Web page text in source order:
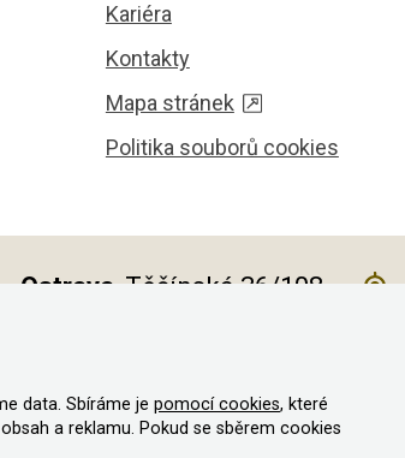
Kariéra
Kontakty
Mapa stránek
Politika souborů cookies
Ostrava, Těšínská 36/108
data. Sbíráme je pomocí cookies, které
a reklamu. Pokud se sběrem cookies